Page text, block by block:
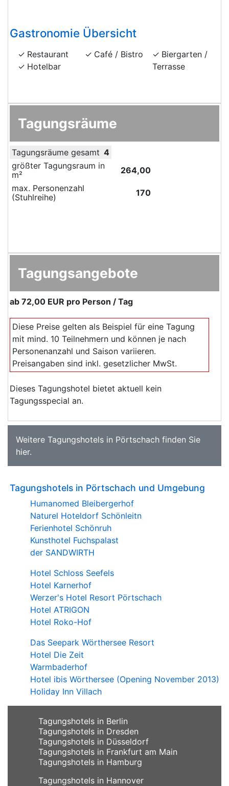
Gastronomie Übersicht
Restaurant
Hotelbar
Café / Bistro
Biergarten /
Terrasse
Tagungsräume
Tagungsräume gesamt 4
größter Tagungsraum in
m²
264,00
max. Personenzahl
(Stuhlreihe)
170
Tagungsangebote
ab 72,00 EUR pro Person / Tag
Diese Preise gelten als Beispiel für eine Tagung
mit mind. 10 Teilnehmern und können je nach
Personenanzahl und Saison variieren.
Preisangaben sind inkl. gesetzlicher MwSt.
Dieses Tagungshotel bietet aktuell kein
Tagungsspecial an.
Weitere Tagungshotels in Pörtschach finden Sie
hier.
Tagungshotels in Pörtschach und Umgebung
Humanomed Bleibergerhof
Naturel Hoteldorf Schönleitn
Ferienhotel Schönruh
Kunsthotel Fuchspalast
der SANDWIRTH
Hotel Schloss Seefels
Hotel Karnerhof
Werzer's Hotel Resort Pörtschach
Hotel ATRIGON
Hotel Roko-Hof
Das Seepark Wörthersee Resort
Hotel Die Zeit
Warmbaderhof
Hotel ibis Wörthersee (Opening November 2013)
Holiday Inn Villach
Tagungshotels in Berlin
Tagungshotels in Dresden
Tagungshotels in Düsseldorf
Tagungshotels in Frankfurt am Main
Tagungshotels in Hamburg
Tagungshotels in Hannover